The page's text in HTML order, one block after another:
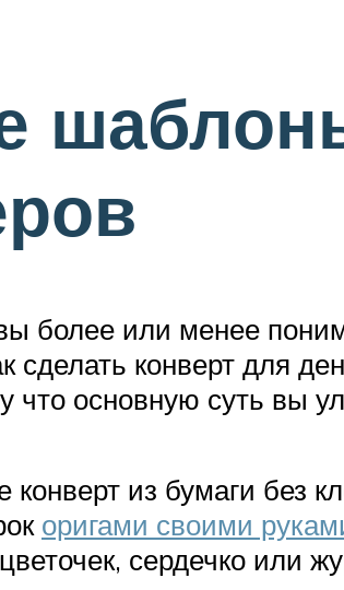
более или менее
сделать конверт для
что основную суть вы
конверт из бумаги без
оригами своими
сердечко или